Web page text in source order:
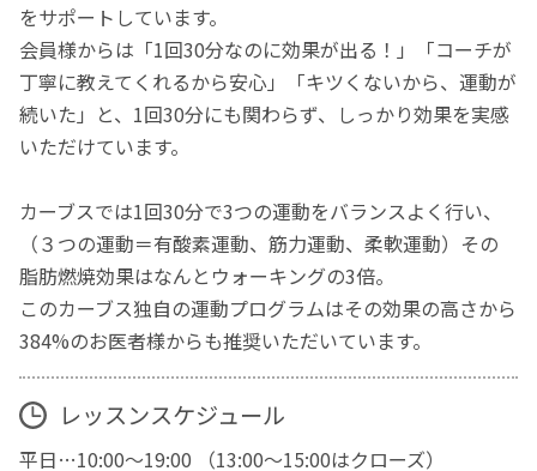
をサポートしています。
会員様からは「1回30分なのに効果が出る！」「コーチが
丁寧に教えてくれるから安心」「キツくないから、運動が
続いた」と、1回30分にも関わらず、しっかり効果を実感
いただけています。
カーブスでは1回30分で3つの運動をバランスよく行い、
（３つの運動＝有酸素運動、筋力運動、柔軟運動）その
脂肪燃焼効果はなんとウォーキングの3倍。
このカーブス独自の運動プログラムはその効果の高さから
384%のお医者様からも推奨いただいています。
レッスンスケジュール
平日…10:00～19:00 （13:00～15:00はクローズ）